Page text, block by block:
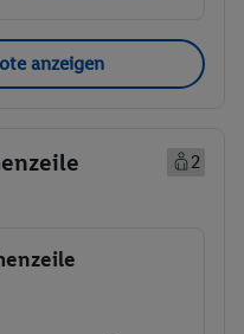
anzeigen
2